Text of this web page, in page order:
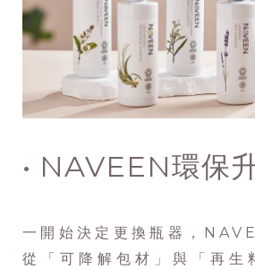
• NAVEEN環保
一開始決定更換瓶器，
從「可降解包材」與「再生